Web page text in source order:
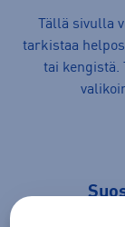
Tällä sivulla
tarkistaa
tai kengistä.